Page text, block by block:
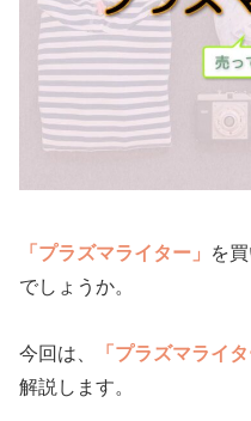
「プラズマライター」
を
でしょうか。
今回は、 「プラズマライタ
解説します。